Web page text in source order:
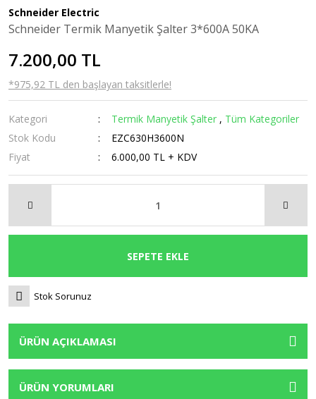
Schneider Electric
Schneider Termik Manyetik Şalter 3*600A 50KA
7.200,00 TL
*975,92 TL den başlayan taksitlerle!
Kategori Termik Manyetik Şalter , Tüm Kategoriler
Stok Kodu
EZC630H3600N
Fiyat
6.000,00 TL + KDV
SEPETE EKLE
Stok Sorunuz
ÜRÜN AÇIKLAMASI
ÜRÜN YORUMLARI